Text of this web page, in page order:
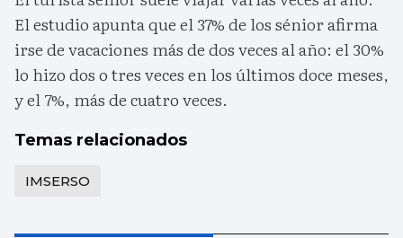
El estudio apunta que el 37% de los sénior afirma
irse de vacaciones más de dos veces al año: el 30%
lo hizo dos o tres veces en los últimos doce meses,
y el 7%, más de cuatro veces.
Temas relacionados
IMSERSO